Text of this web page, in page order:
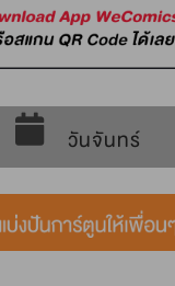
วันจันทร์